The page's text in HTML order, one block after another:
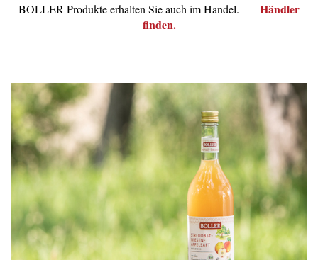
BOLLER Produkte erhalten Sie auch im Handel.
Händler
finden.